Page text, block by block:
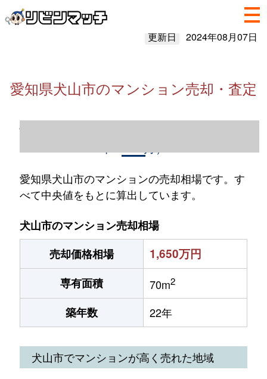
更新日 2024年08月07日
愛知県犬山市のマンション売却・査定
愛知県犬山市のマンション売却情報（2023
愛知県犬山市のマンションの売却相場です。す
べて中央値をもとに算出しています。
犬山市のマンション売却相場
売却価格相場
1,650万円
専有面積 70m2
築年数 22年
犬山市でマンションが高く売れた地域